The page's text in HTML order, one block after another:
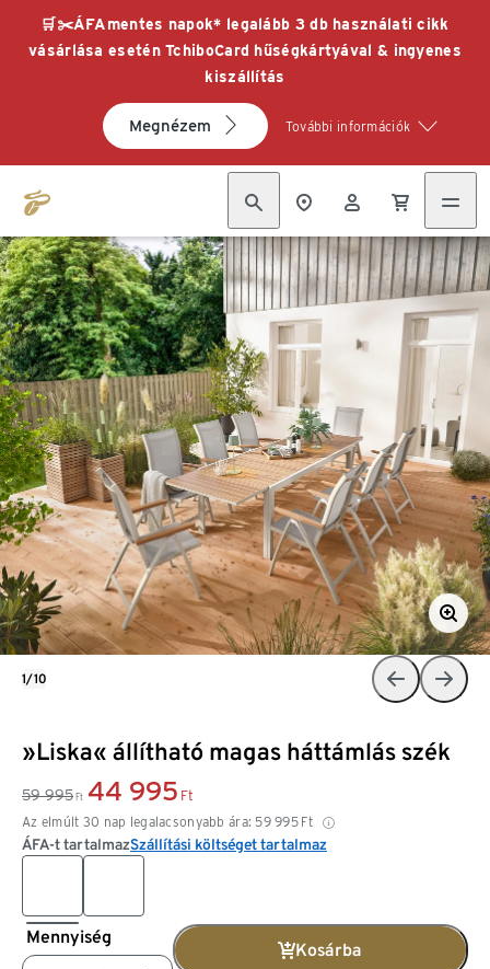
🛒✂️ÁFAmentes napok* legalább 3 db használati cikk
vásárlása esetén TchiboCard hűségkártyával & ingyenes
kiszállítás
Megnézem További információk
»Liska« állítható magas háttámlás szék
59 995 Ft 44 995 Ft
Az elmúlt 30 nap legalacsonyabb ára: 59 995 Ft
ÁFA-t tartalmazSzállítási költséget tartalmaz
Mennyiség
Kosárba
1/10